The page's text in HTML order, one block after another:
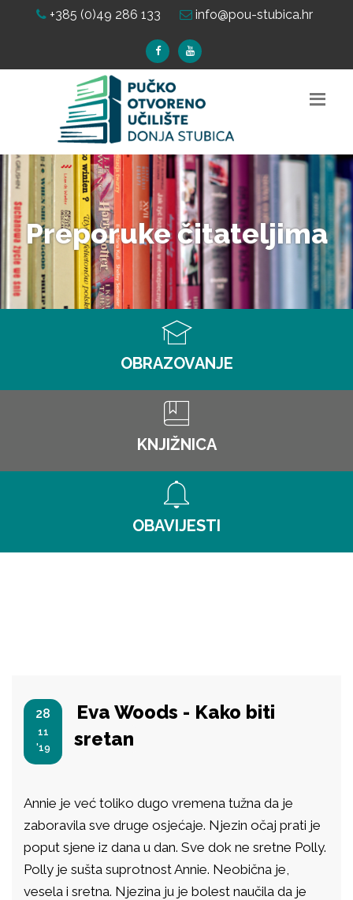
+385 (0)49 286 133 info@pou-stubica.hr
Preporuke čitateljima
OBRAZOVANJE
KNJIŽNICA
OBAVIJESTI
28
11
'19
Eva Woods - Kako biti
sretan
Annie je već toliko dugo vremena tužna da je
zaboravila sve druge osjećaje. Njezin očaj prati je
poput sjene iz dana u dan. Sve dok ne sretne Polly.
Polly je sušta suprotnost Annie. Neobična je,
vesela i sretna. Njezina ju je bolest naučila da je